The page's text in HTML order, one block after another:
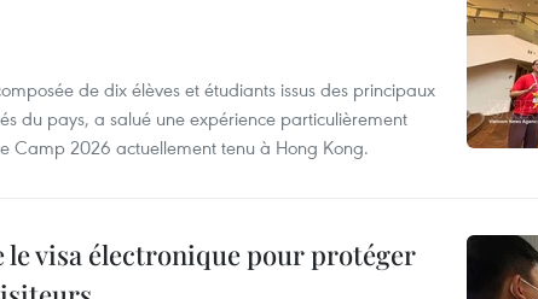
de dix élèves et étudiants issus des principaux
du pays, a salué une expérience particulièrement
Camp 2026 actuellement tenu à Hong Kong.
le visa électronique pour protéger